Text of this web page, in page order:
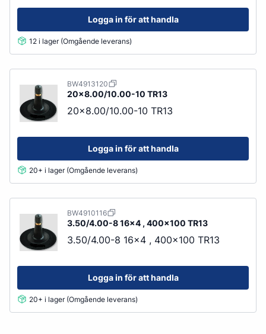
Logga in för att handla
12 i lager (Omgående leverans)
BW4913120
20x8.00/10.00-10 TR13
20x8.00/10.00-10 TR13
Logga in för att handla
20+ i lager (Omgående leverans)
BW4910116
3.50/4.00-8 16x4 , 400x100 TR13
3.50/4.00-8 16x4 , 400x100 TR13
Logga in för att handla
20+ i lager (Omgående leverans)